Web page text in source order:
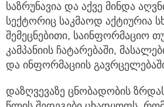
საზრუნავია და აქვე მინდა
სექტორიც საკმაოდ აქტიურია
შემეცნებითი, საინფორმაციო
კამპანიის ჩატარებაში,
და ინფორმაციის
დაზღვევაზე ცნობადობის